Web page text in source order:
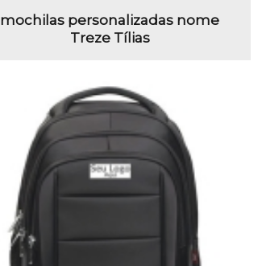
mochilas personalizadas nome
Treze Tílias